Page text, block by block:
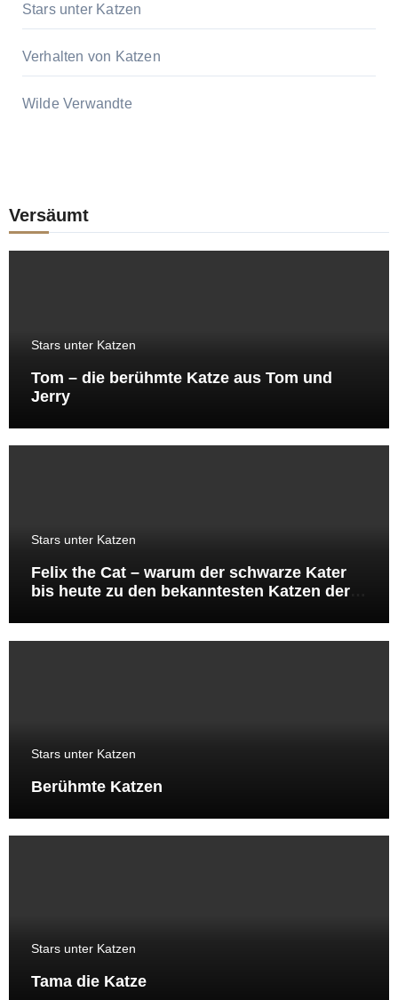
Stars unter Katzen
Verhalten von Katzen
Wilde Verwandte
Versäumt
Stars unter Katzen
Tom – die berühmte Katze aus Tom und
Jerry
Stars unter Katzen
Felix the Cat – warum der schwarze Kater
bis heute zu den bekanntesten Katzen der
Stars unter Katzen
Berühmte Katzen
Stars unter Katzen
Tama die Katze